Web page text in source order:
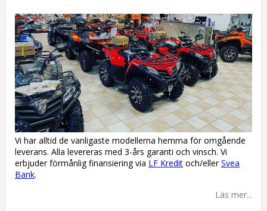
Vi har alltid de vanligaste modellerna hemma för omgående
leverans. Alla levereras med 3-års garanti och vinsch. Vi
erbjuder förmånlig finansiering via LF Kredit och/ellerSvea
Bank.
Läs mer...